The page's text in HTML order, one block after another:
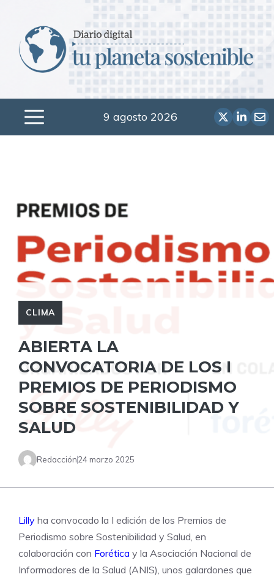
contenido
Menú
9 agosto 2026
CLIMA
ABIERTA LA
CONVOCATORIA DE LOS I
PREMIOS DE PERIODISMO
SOBRE SOSTENIBILIDAD Y
SALUD
Redacción24 marzo 2025
Lilly ha convocado la I edición de los Premios de
Periodismo sobre Sostenibilidad y Salud, en
colaboración con Forética y la Asociación Nacional de
Informadores de la Salud (ANIS), unos galardones que